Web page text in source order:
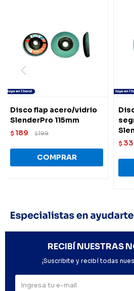
Disco flap acero/vidrio
SlenderPro 115mm
$ 189 $199
$
RECIBÍ NUESTRAS
¡Suscribite y recibí todas